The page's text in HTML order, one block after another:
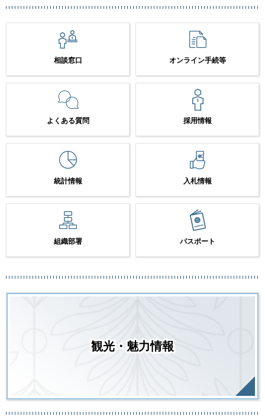
相談窓口 オンライン手続等
よくある質問 採用情報
統計情報 入札情報
組織部署 パスポート
観光・魅力情報